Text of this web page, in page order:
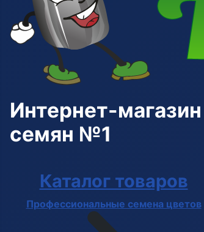
Интернет-
семян №1
Каталог товаров
Профессиональные семена цветов